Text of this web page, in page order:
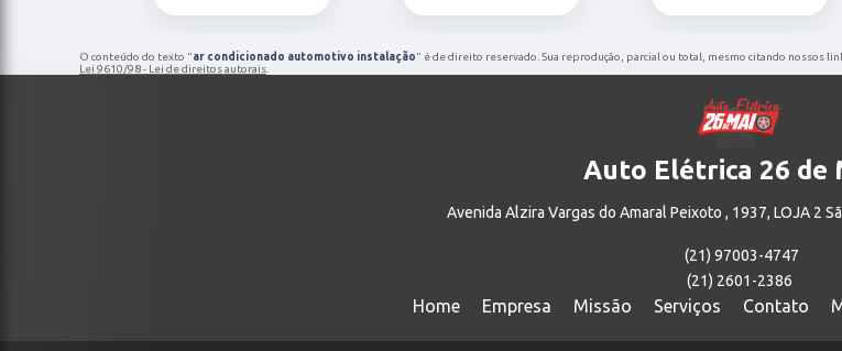
O conteúdo do texto "ar condicionado automotivo instalação" é de direito reservado. Sua reprodução, parcial ou total, mesmo citando nossos
Lei 9610/98 - Lei de direitos autorais.
Auto Elétrica 26 de
Avenida Alzira Vargas do Amaral Peixoto , 1937, LOJA 2
(21) 97003-4747
(21) 2601-2386
Home Empresa Missão Serviços Contato